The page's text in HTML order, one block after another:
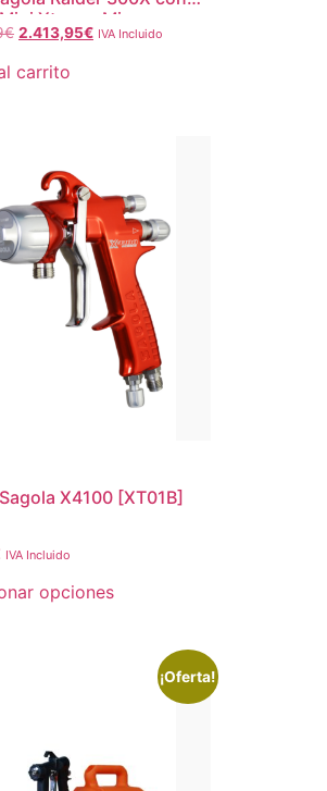
Xtreme Mix
€ 2.413,95€ IVA Incluido
carrito
X4100 [XT01B]
IVA Incluido
opciones
¡Oferta!